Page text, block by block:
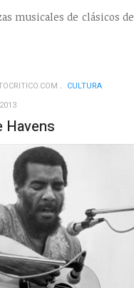
musicales de clásicos de
CULTURA
Havens